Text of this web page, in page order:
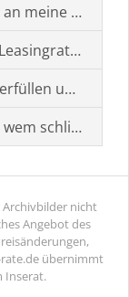
meine
um einen
schließe ich
Archivbilder nicht
Angebot des
übernimmt
Inserat.